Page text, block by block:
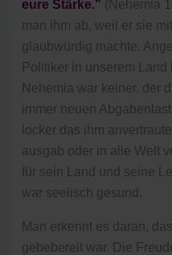
eure Stärke." (Nehemia
man ihm ab, weil er sie
glaubwürdig machte.
Politiker in unserem
Nehemia war keiner, der
immer neuen
locker das ihm
ausgab oder in alle Welt
für sein Land und seine
war seelisch gesund.
Man erkennt es daran,
gebebereit war. Die